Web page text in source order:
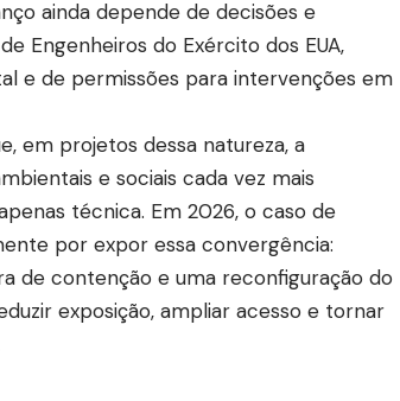
ainda depende de decisões e
Engenheiros do Exército dos EUA,
e de permissões para intervenções em
em projetos dessa natureza, a
e sociais cada vez mais
técnica. Em 2026, o caso de
por expor essa convergência:
de contenção e uma reconfiguração do
exposição, ampliar acesso e tornar